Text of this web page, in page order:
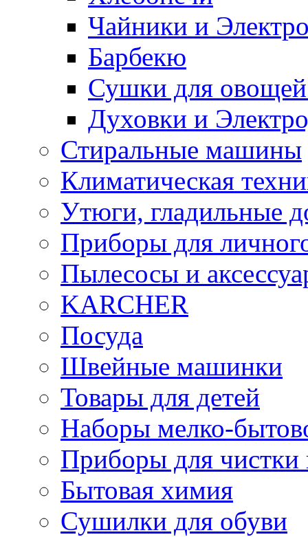
Чайники и
Барбекю
Сушки для
Духовки и
Стиральные машины
Климатическая
Утюги, гладильные
Приборы для
Пылесосы и
KARCHER
Посуда
Швейные машинки
Товары для детей
Наборы мелко-
Приборы для чистки
Бытовая химия
Сушилки для обуви